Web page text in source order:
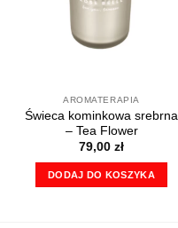
AROMATERAPIA
Świeca kominkowa srebrna
– Tea Flower
79,00 zł
DODAJ DO KOSZYKA